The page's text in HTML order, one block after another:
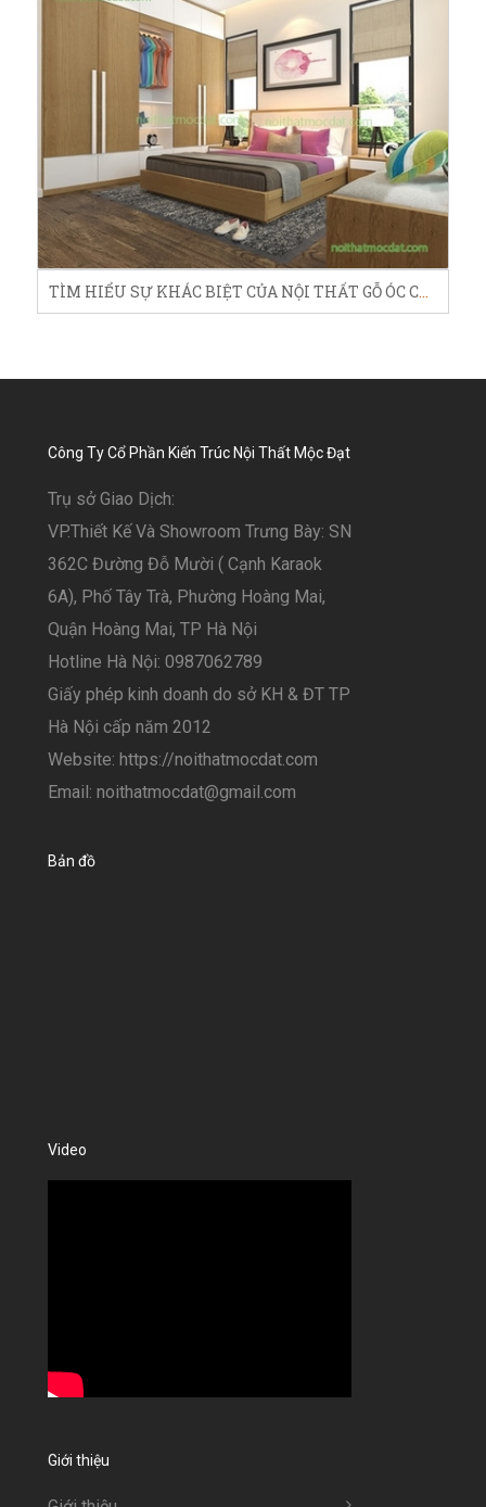
TÌM HIỂU SỰ KHÁC BIỆT CỦA NỘI THẤT GỖ ÓC CHÓ VỚI NHỮNG MÓN NỘI THẤT KHÁC
Công Ty Cổ Phần Kiến Trúc Nội Thất Mộc Đạt
Trụ sở Giao Dịch:
VP.Thiết Kế Và Showroom Trưng Bày: SN
362C Đường Đỗ Mười ( Cạnh Karaok
6A), Phố Tây Trà, Phường Hoàng Mai,
Quận Hoàng Mai, TP Hà Nội
Hotline Hà Nội: 0987062789
Giấy phép kinh doanh do sở KH & ĐT TP
Hà Nội cấp năm 2012
Website: https://noithatmocdat.com
Email: noithatmocdat@gmail.com
Bản đồ
Video
Giới thiệu